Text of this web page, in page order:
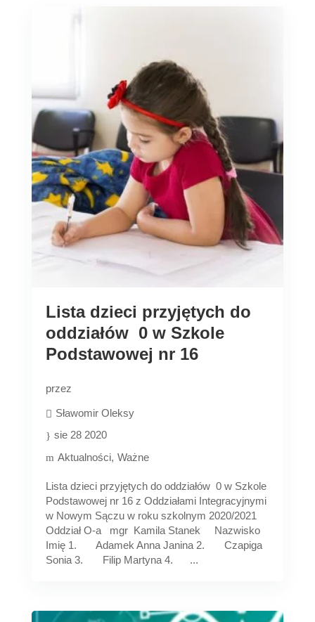
Lista dzieci przyjętych do
oddziałów 0 w Szkole
Podstawowej nr 16
przez
Sławomir Oleksy
sie 28 2020
Aktualności Ważne
Lista dzieci przyjętych do oddziałów 0 w Szkole
Podstawowej nr 16 z Oddziałami Integracyjnymi
w Nowym Sączu w roku szkolnym 2020/2021
Oddział O-a mgr Kamila Stanek Nazwisko
Imię 1. Adamek Anna Janina 2. Czapiga
Sonia 3. Filip Martyna 4. ...